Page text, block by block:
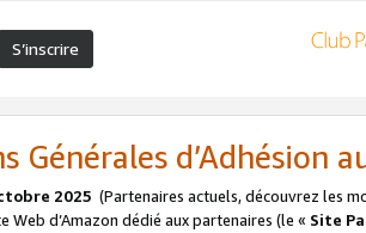
S’inscrire
Générales d’Adhésion
2025 (Partenaires actuels, découvrez les
Web d’Amazon dédié aux partenaires (le « Site